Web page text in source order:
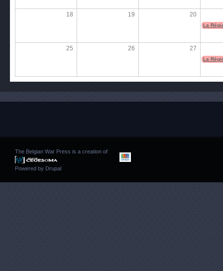
18 19 20
La
25 26 27
La
The Belgian War Press is a creation of
Powered by Drupal